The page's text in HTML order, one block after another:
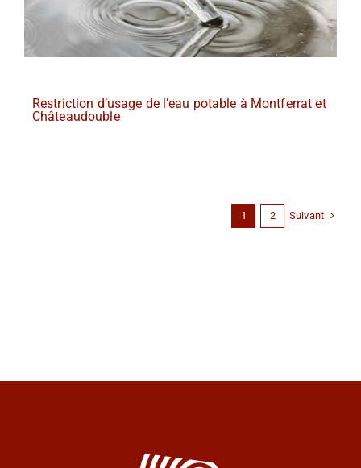
Restriction d’usage de l’eau potable à Montferrat et
Châteaudouble
1 2 Suivant